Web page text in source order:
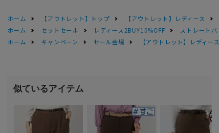
ホーム 【アウトレット】トップ
【アウトレット】レディース
ホーム
セットセール レディース2BUY10%OFF
ストレート
ホーム
キャンペーン セール会場 【アウトレット】レディー